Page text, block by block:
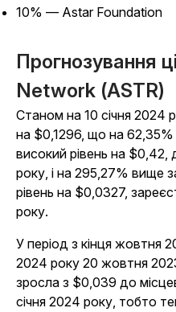
10% — Astar Foundation
Прогнозування
Network (ASTR)
Станом на 10 січня 2024
на $0,1296, що на
високий рівень на $0,42,
року, і на 295,27% вище
рівень на $0,0327,
року.
У період з кінця жовтня
2024 року 20 жовтня
зросла з $0,039 до
січня 2024 року, тобто